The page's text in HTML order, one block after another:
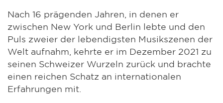
Nach 16 prägenden Jahren, in denen er
zwischen New York und Berlin lebte und den
Puls zweier der lebendigsten Musikszenen der
Welt aufnahm, kehrte er im Dezember 2021 zu
seinen Schweizer Wurzeln zurück und brachte
einen reichen Schatz an internationalen
Erfahrungen mit.